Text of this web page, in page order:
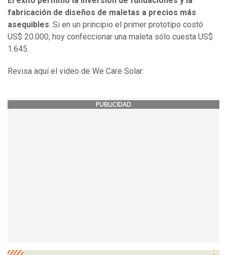
fabricación de diseños de maletas a precios más
asequibles. Si en un principio el primer prototipo costó
US$ 20.000, hoy confeccionar una maleta sólo cuesta US$
1.645.
Revisa aquí el video de We Care Solar:
PUBLICIDAD